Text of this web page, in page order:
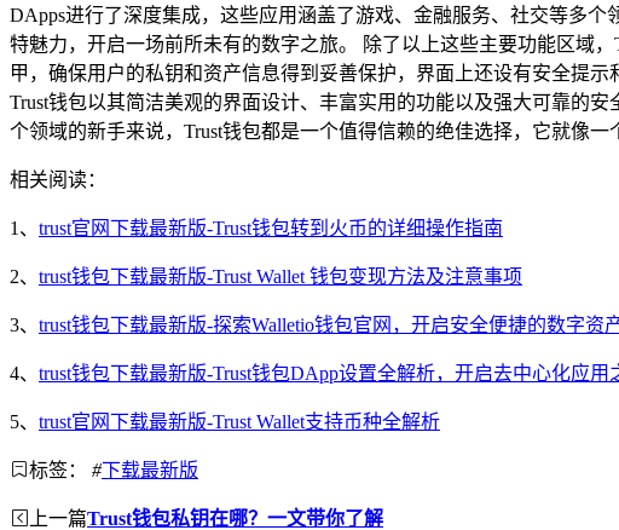
DApps进行了深度集成，这些应用涵盖了游戏、金融服务、社交等多
特魅力，开启一场前所未有的数字之旅。 除了以上这些主要功能区域
甲，确保用户的私钥和资产信息得到妥善保护，界面上还设有安全提
Trust钱包以其简洁美观的界面设计、丰富实用的功能以及强大可靠的
个领域的新手来说，Trust钱包都是一个值得信赖的绝佳选择，它就像
相关阅读：
1、 trust官网下载最新版-Trust钱包转到火币的详细操作指南
2、 trust钱包下载最新版-Trust Wallet 钱包变现方法及注意事项
3、 trust钱包下载最新版-探索Walletio钱包官网，开启安全便捷的数字资
4、 trust钱包下载最新版-Trust钱包DApp设置全解析，开启去中心化应用
5、 trust官网下载最新版-Trust Wallet支持币种全解析
标签： #下载最新版
上一篇Trust钱包私钥在哪？一文带你了解